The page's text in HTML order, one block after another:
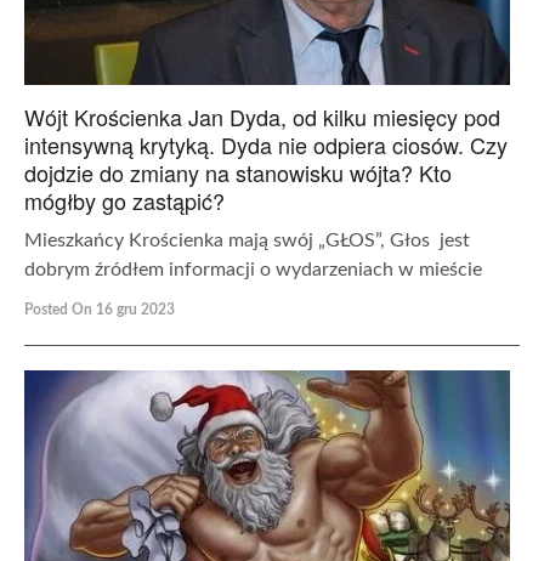
Wójt Krościenka Jan Dyda, od kilku miesięcy pod
intensywną krytyką. Dyda nie odpiera ciosów. Czy
dojdzie do zmiany na stanowisku wójta? Kto
mógłby go zastąpić?
Mieszkańcy Krościenka mają swój „GŁOS”, Głos jest
dobrym źródłem informacji o wydarzeniach w mieście
Posted On 16 gru 2023